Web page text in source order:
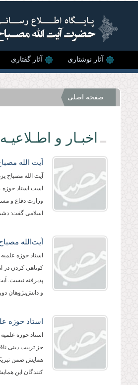
آثار نوشتاری آثار گفتاری
صفحه اصلی
اخبـار و
آیت الله مصباح
است استاد
وزارت دفاع و
اسلامی گفت:
استاد حوزه
كوتاهی كردن در
پذیرفته نیست.
و دانش‌پژوهان
استاد حوزه
جز تربیت دینی
همایش ضمن
کنندگان این